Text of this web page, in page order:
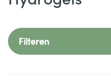
Filteren